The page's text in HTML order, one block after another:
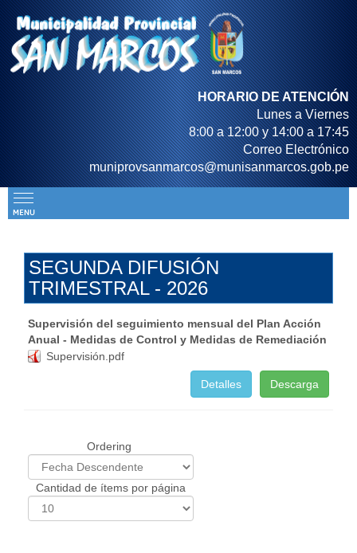
HORARIO DE ATENCIÓN
Lunes a Viernes
8:00 a 12:00 y 14:00 a 17:45
Correo Electrónico
muniprovsanmarcos@munisanmarcos.gob.pe
SEGUNDA DIFUSIÓN
TRIMESTRAL - 2026
Supervisión del seguimiento mensual del Plan Acción
Anual - Medidas de Control y Medidas de Remediación
Supervisión.pdf
Descarga
Detalles
Ordering
Cantidad de ítems por página